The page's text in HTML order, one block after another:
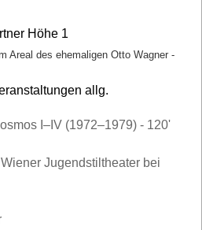
Höhe 1
Areal des ehemaligen Otto Wagner -
allg.
I–IV (1972–1979) - 120'
Jugendstiltheater bei